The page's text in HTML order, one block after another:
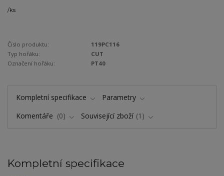
/ks
Číslo produktu:
119PC116
Typ hořáku:
CUT
Označení hořáku:
PT40
Kompletní specifikace
Parametry
Komentáře
0 Související zboží 1
Kompletní specifikace